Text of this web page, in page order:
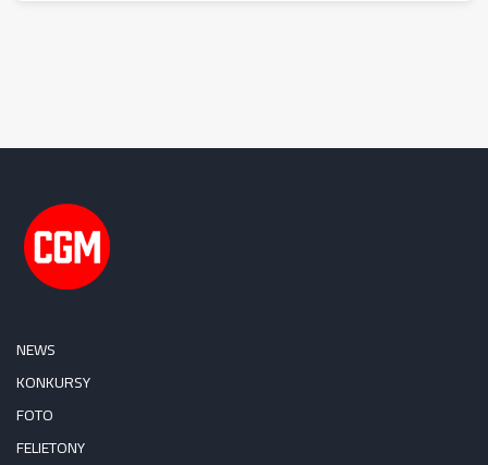
NEWS
KONKURSY
FOTO
FELIETONY